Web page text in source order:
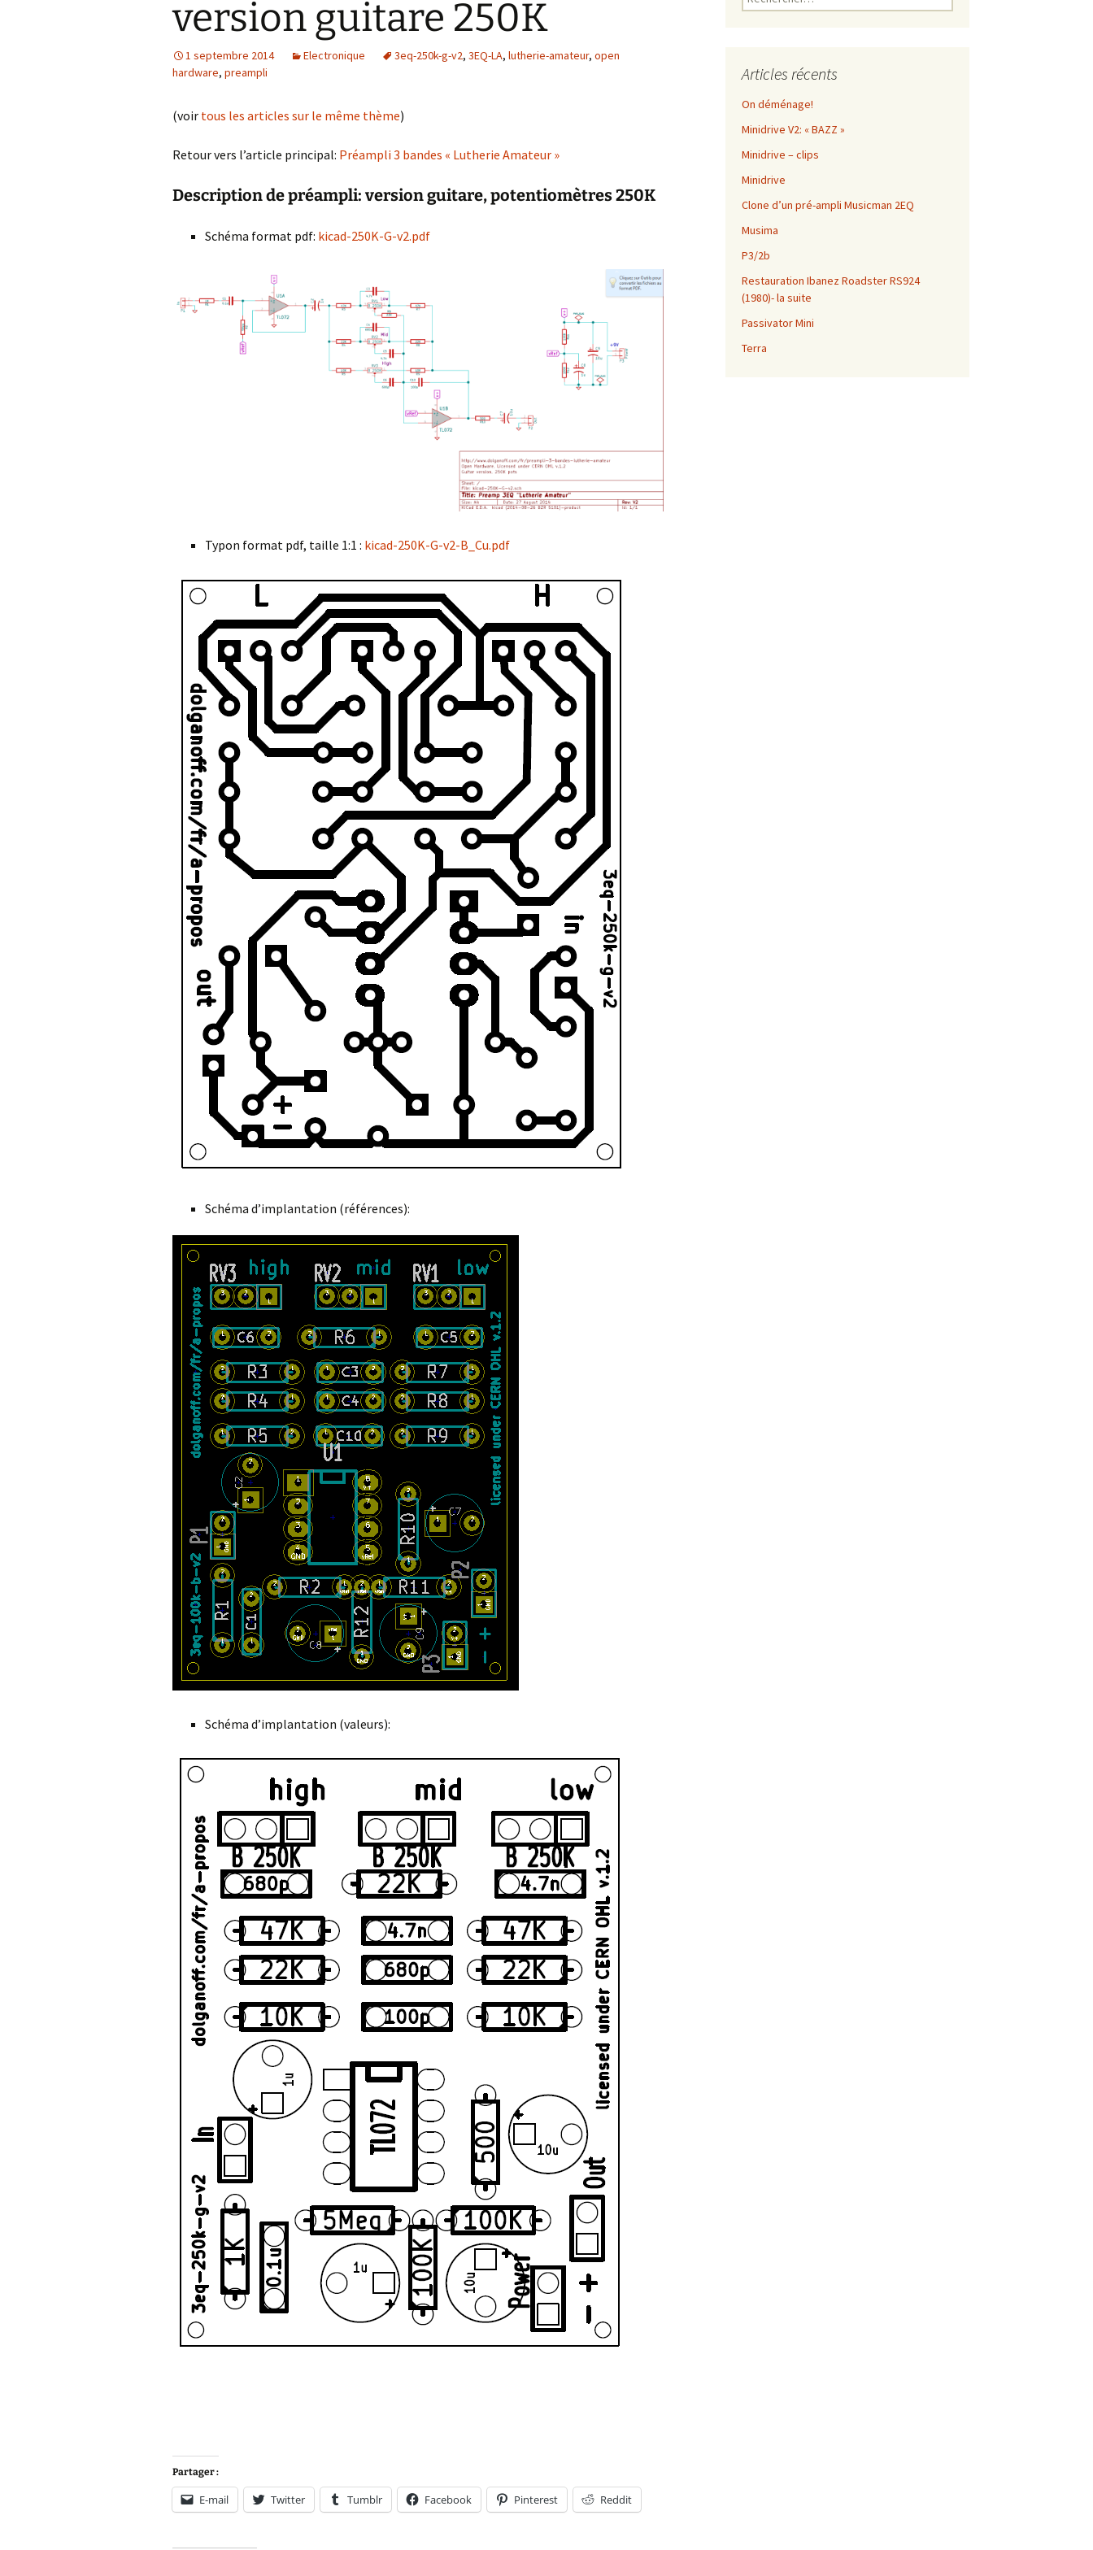
version guitare 250K
1 septembre 2014 Electronique 3eq-250k-g-v2, 3EQ-LA, lutherie-amateur, open
hardware, preampli
(voir tous les articles sur le même thème)
Retour vers l’article principal: Préampli 3 bandes « Lutherie Amateur »
Description de préampli: version guitare, potentiomètres 250K
Schéma format pdf: kicad-250K-G-v2.pdf
Typon format pdf, taille 1:1 : kicad-250K-G-v2-B_Cu.pdf
Schéma d’implantation (références):
Schéma d’implantation (valeurs):
Partager :
E-mail Twitter Tumblr Facebook Pinterest Reddit
Articles récents
On déménage!
Minidrive V2: « BAZZ »
Minidrive – clips
Minidrive
Clone d’un pré-ampli Musicman 2EQ
Musima
P3/2b
Restauration Ibanez Roadster RS924
(1980)- la suite
Passivator Mini
Terra